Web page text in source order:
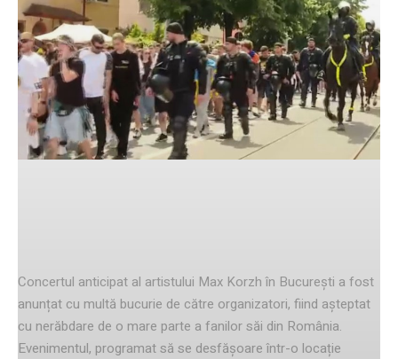
Facebook Twitter Pinterest
Concertul anticipat al artistului Max Korzh în București a fost
anunțat cu multă bucurie de către organizatori, fiind așteptat
cu nerăbdare de o mare parte a fanilor săi din România.
Evenimentul, programat să se desfășoare într-o locație